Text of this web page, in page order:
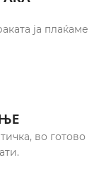
ја плаќаме
во готово